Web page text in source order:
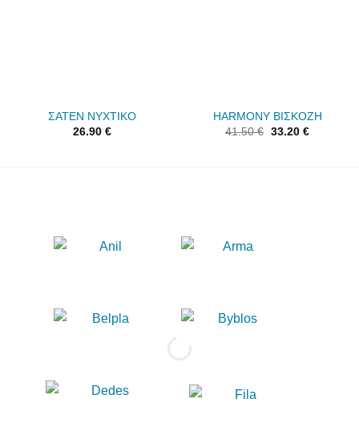
ΣΑΤΕΝ ΝΥΧΤΙΚΟ
26.90 €
HARMONY ΒΙΣΚΟΖΗ
41.50€ 33.20 €